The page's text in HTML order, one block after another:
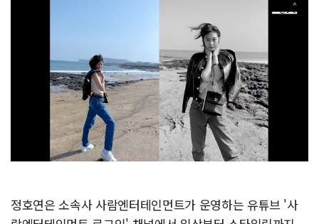
정호연은 소속사 사람엔터테인먼트가 운영하는 유튜브 '사